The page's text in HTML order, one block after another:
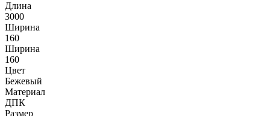
Длина
3000
Ширина
160
Ширина
160
Цвет
Бежевый
Материал
ДПК
Размер